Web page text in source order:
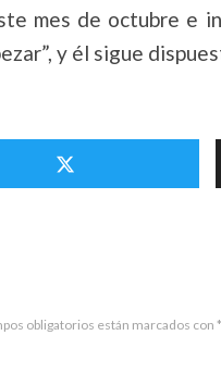
mes de octubre e
y él sigue
obligatorios están marcados con *